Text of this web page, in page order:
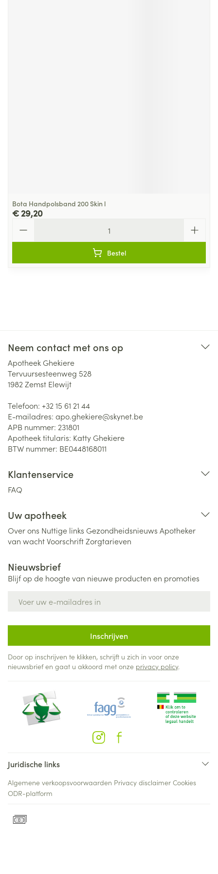
Bota Handpolsband 200 Skin l
€ 29,20
Bestel
Neem contact met ons op
Apotheek Ghekiere
Tervuursesteenweg 528
1982 Zemst Elewijt
Telefoon: +32 15 61 21 44
E-mailadres: apo.ghekiere@skynet.be
APB nummer: 231801
Apotheek titularis: Katty Ghekiere
BTW nummer: BE0448168011
Klantenservice
FAQ
Uw apotheek
Over ons Nuttige links Gezondheidsnieuws Apotheker
van wachtVoorschriftZorgtarieven
Nieuwsbrief
Blijf op de hoogte van nieuwe producten en promoties
Inschrijven
Door op inschrijven te klikken, schrijft u zich in voor onze
nieuwsbrief en gaat u akkoord met onze privacy policy.
Juridische links
Algemene verkoopsvoorwaarden Privacy disclaimer Cookies
ODR-platform